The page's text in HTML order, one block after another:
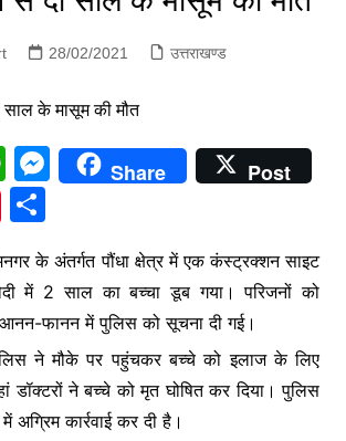
28/02/2021 उत्तराखण्ड
W
h
at
s
A
p
p
M
e
s
e
n
g
er
Share
Post
S
ar
e
के अंतर्गत पौंधा क्षेत्र में एक कंस्ट्रक्शन साइट
में 2 साल का बच्चा डूब गया। परिजनों को
आनन-फानन में पुलिस को सूचना दी गई।
ने मौके पर पहुंचकर बच्चे को इलाज के लिए
डॉक्टरों ने बच्चे को मृत घोषित कर दिया। पुलिस
अग्रिम कार्रवाई कर दी है।
p